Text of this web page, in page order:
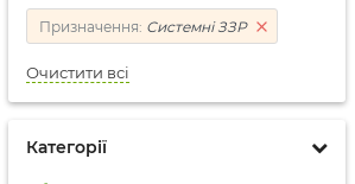
Призначення: Системні ЗЗР
Очистити всі
Категорії